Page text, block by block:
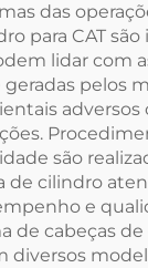
das
para CAT
lidar com
pelos
adversos
são
de cilindro
e
de cabeças de
diversos